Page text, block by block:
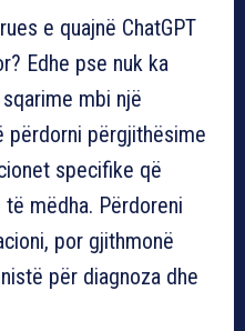
e quajnë ChatGPT
Edhe pse nuk ka
mbi një
përdorni përgjithësime
specifike që
mëdha. Përdoreni
por gjithmonë
për diagnoza dhe